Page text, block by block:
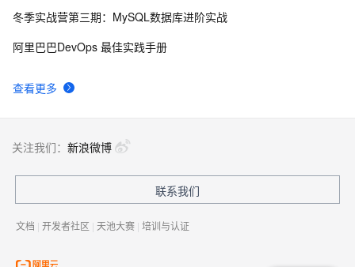
查看更多
冬季实战营第三期：MySQL数据库进阶实战
阿里巴巴DevOps 最佳实践手册
关注我们： 新浪微博
联系我们
文档 | 开发者社区 | 天池大赛 | 培训与认证